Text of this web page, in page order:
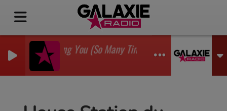
I'm Watching You (So Many Times) (Sean Finn Remix)
GADJO